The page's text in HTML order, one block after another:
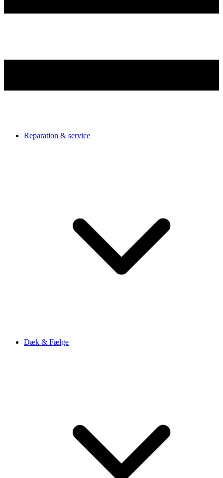
Reparation & service
Dæk & Fælge